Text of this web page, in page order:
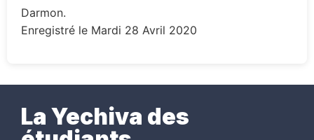
Darmon.
Enregistré le Mardi 28 Avril 2020
La Yechiva des